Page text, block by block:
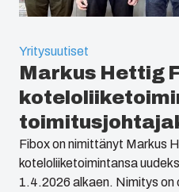
Yritysuutiset
Markus Hettig
Fibox on nimittänyt Markus
koteloliiketoimintansa
1.4.2026 alkaen. Nimitys on